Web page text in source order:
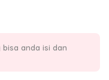
anda isi dan